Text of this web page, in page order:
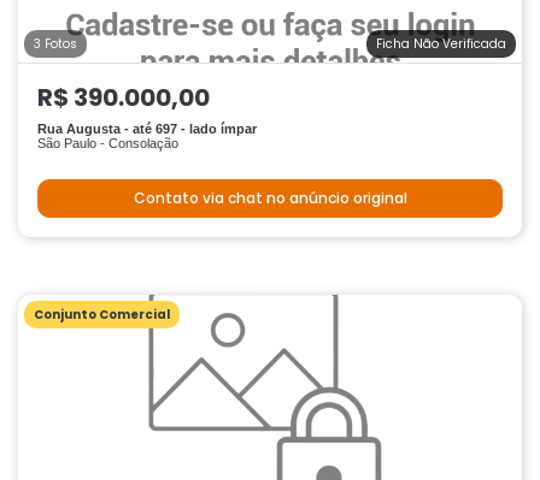
3 Fotos Ficha Não Verificada
R$ 390.000,00
Rua Augusta - até 697 - lado ímpar
São Paulo - Consolação
Contato via chat no anúncio original
Conjunto Comercial